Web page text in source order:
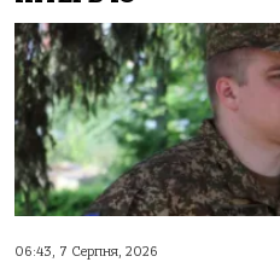
06:43, 7 Серпня, 2026